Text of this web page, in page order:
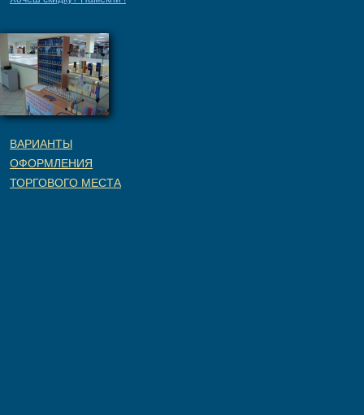
ВАРИАНТЫ
ОФОРМЛЕНИЯ
ТОРГОВОГО МЕСТА